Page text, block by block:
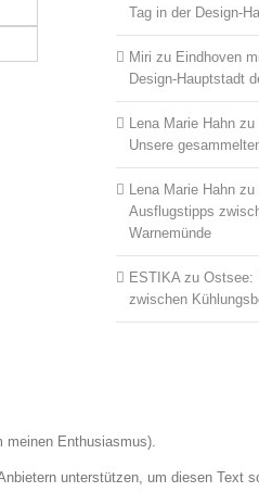
Tag in der Design-
Miri zu Eindhoven
Design-Hauptstadt
Lena Marie Hahn zu
Unsere
Lena Marie Hahn zu
Ausflugstipps
Warnemünde
ESTIKA zuOstsee:
zwischen
Enthusiasmus).
unterstützen, um diesen Text